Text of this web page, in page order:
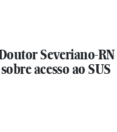
Severiano-
acesso ao SUS